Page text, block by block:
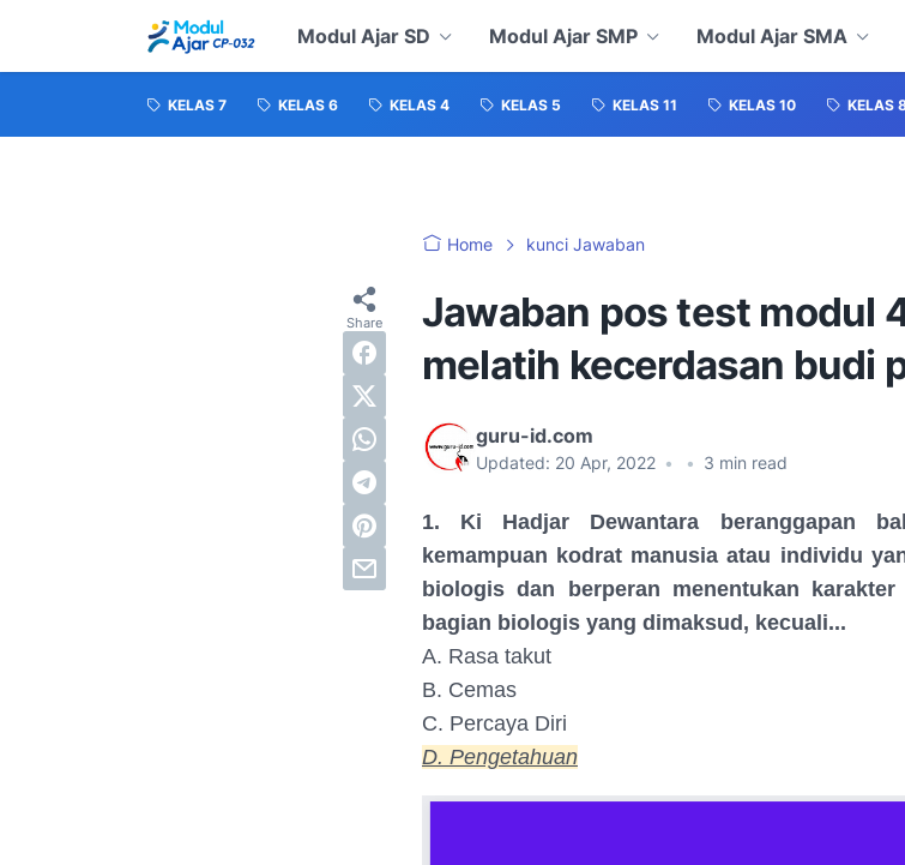
Modul Ajar SD Modul Ajar SMP Modul Ajar SMA
KELAS 7 KELAS 6 KELAS 4 KELAS 5 KELAS 11 KELAS 10 KELAS
Home kunci Jawaban
Jawaban pos test modul
melatih kecerdasan budi
guru-id.com
Updated: 20 Apr, 2022 • • 3 min read
1. Ki Hadjar Dewantara beranggapan
kemampuan kodrat manusia atau individu
biologis dan berperan menentukan
bagian biologis yang dimaksud, kecuali...
A. Rasa takut
B. Cemas
C. Percaya Diri
D. Pengetahuan